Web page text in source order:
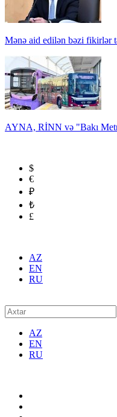
Mənə aid edilən bəzi fikirlər
AYNA, RİNN və "Bakı
$
€
₽
₺
£
AZ
EN
RU
AZ
EN
RU